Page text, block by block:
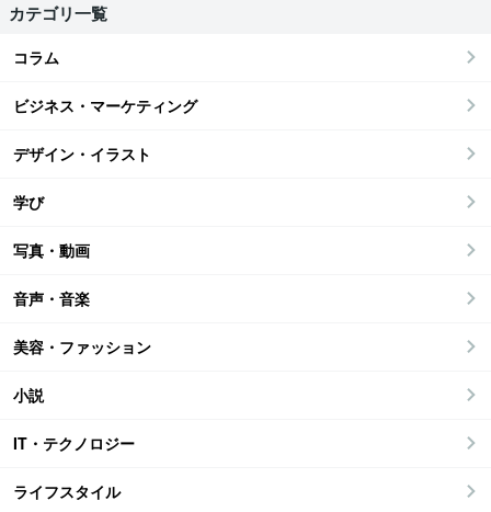
カテゴリ一覧
コラム
ビジネス・マーケティング
デザイン・イラスト
学び
写真・動画
音声・音楽
美容・ファッション
小説
IT・テクノロジー
ライフスタイル